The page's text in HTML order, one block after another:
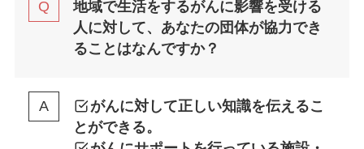
地域で生活をするがんに影響を受ける
人に対して、あなたの団体が協力でき
ることはなんですか？
がんに対して正しい知識を伝えるこ
とができる。